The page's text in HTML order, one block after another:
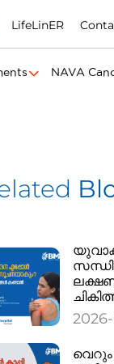
LifeLinER
NAVA
വെറും